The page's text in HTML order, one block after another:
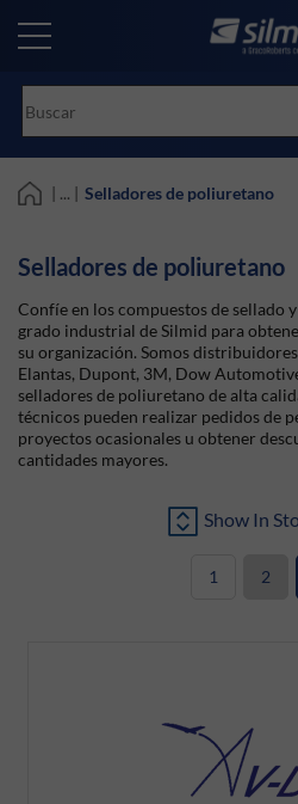
main
| ... | Selladores de poliuretano
Selladores de poliuretano
Confíe en los compuestos de sellado
grado industrial de Silmid para
su organización. Somos
Elantas, Dupont, 3M, Dow
selladores de poliuretano de alta
técnicos pueden realizar pedidos de
proyectos ocasionales u obtener
cantidades mayores.
Show In
1 2